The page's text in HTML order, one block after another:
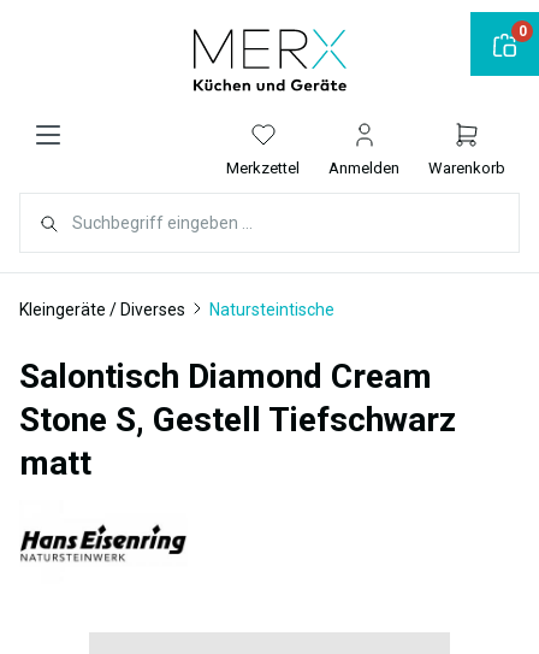
Merkzettel Anmelden Warenkorb
Kleingeräte / Diverses Natursteintische
Salontisch Diamond Cream
Stone S, Gestell Tiefschwarz
matt
0